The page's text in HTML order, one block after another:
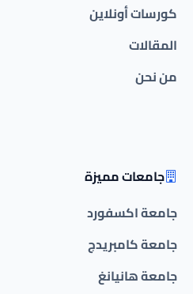
كورسات أونلاين
المقالات
من نحن
جامعات مميزة
جامعة اكسفورد
جامعة كامبريدج
جامعة هانيانغ